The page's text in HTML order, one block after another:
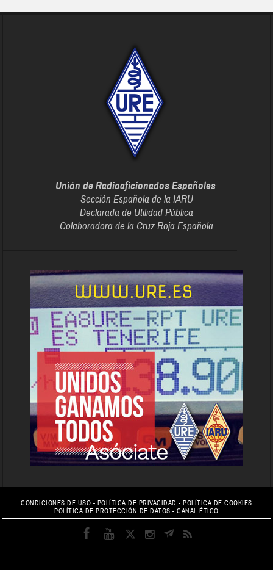
Unión de Radioaficionados Españoles
Sección Española de la IARU
Declarada de Utilidad Pública
Colaboradora de la Cruz Roja Española
CONDICIONES DE USO - POLÍTICA DE PRIVACIDAD -POLÍTICA DE COOKIES
POLÍTICA DE PROTECCIÓN DE DATOS -CANAL ÉTICO